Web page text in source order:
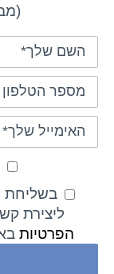
בשליחת
ליצירת
הפרטיות